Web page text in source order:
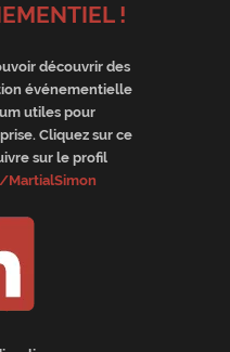
!
découvrir des
événementielle
utiles pour
Cliquez sur ce
sur le profil
MartialSimon